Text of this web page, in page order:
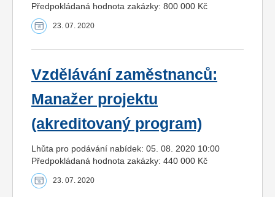
Předpokládaná hodnota zakázky: 800 000 Kč
23. 07. 2020
Vzdělávání zaměstnanců:
Manažer projektu
(akreditovaný program)
Lhůta pro podávání nabídek: 05. 08. 2020 10:00
Předpokládaná hodnota zakázky: 440 000 Kč
23. 07. 2020